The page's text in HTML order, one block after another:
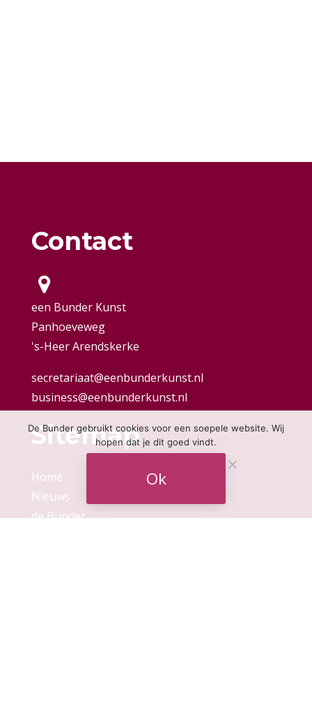
Contact
een Bunder Kunst
Panhoeveweg
's-Heer Arendskerke
secretariaat@eenbunderkunst.nl
business@eenbunderkunst.nl
Sitemap
Home
Nieuws
de Bunder
De Bunder gebruikt cookies voor een soepele website. Wij
hopen dat je dit goed vindt.
Ok